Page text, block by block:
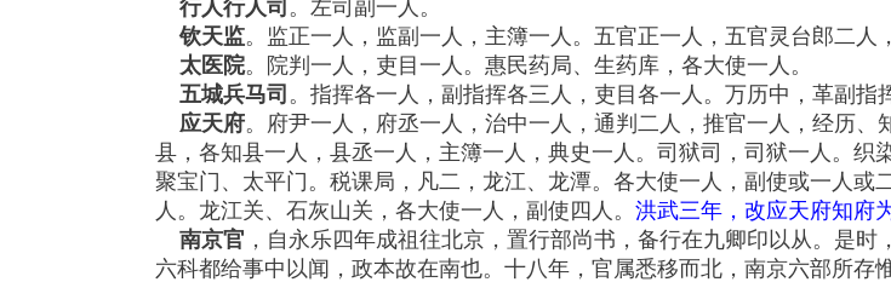
行人行人司 。左司副一人。
钦天监。监正一人，监副一人，主簿一人。五官正一人，五官灵台郎二人
太医院。院判一人，吏目一人。惠民药局、生药库，各大使一人。
五城兵马司 。指挥各一人，副指挥各三人，吏目各一人。万历中，革副指
应天府。府尹一人，府丞一人，治中一人，通判二人，推官一人，经历
县，各知县一人，县丞一人，主簿一人，典史一人。司狱司，司狱一人。织
聚宝门、太平门。税课局，凡二，龙江、龙潭。各大使一人，副使或一人
人。龙江关、石灰山关，各大使一人，副使四人。 洪武三年，改应天府知府
南京官 ，自永乐四年成祖往北京，置行部尚书，备行在九卿印以从。是
六科都给事中以闻，政本故在南也。十八年，官属悉移而北，南京六部所